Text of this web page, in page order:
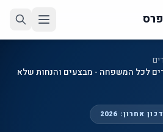
לכל המשפחה - מבצעים והנחות שלא
אחרון: 2026